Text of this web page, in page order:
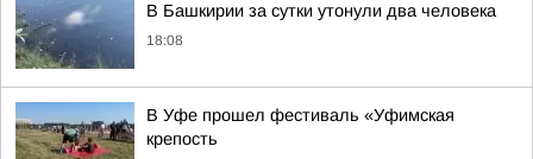
В Башкирии за сутки утонули два человека
18:08
В Уфе прошел фестиваль «Уфимская
крепость